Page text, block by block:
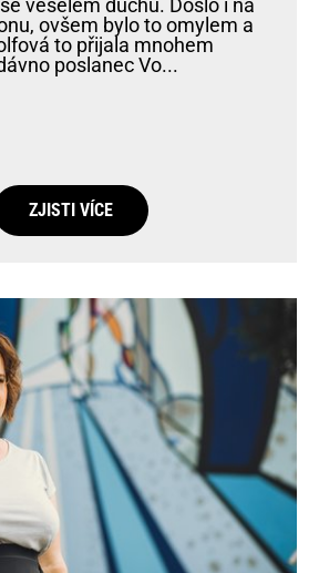
veselém duchu. Došlo i na
ovšem bylo to omylem a
to přijala mnohem
poslanec Vo...
ZJISTI VÍCE